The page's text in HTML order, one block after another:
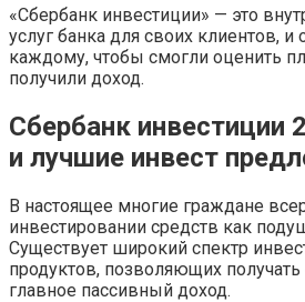
«Сбербанк инвестиции» — это
услуг банка для своих клиентов, и
каждому, чтобы смогли оценить
получили доход.
Сбербанк инвестиции
и лучшие инвест
В настоящее многие граждане
инвестировании средств как
Существует широкий спектр
продуктов, позволяющих
главное пассивный доход.